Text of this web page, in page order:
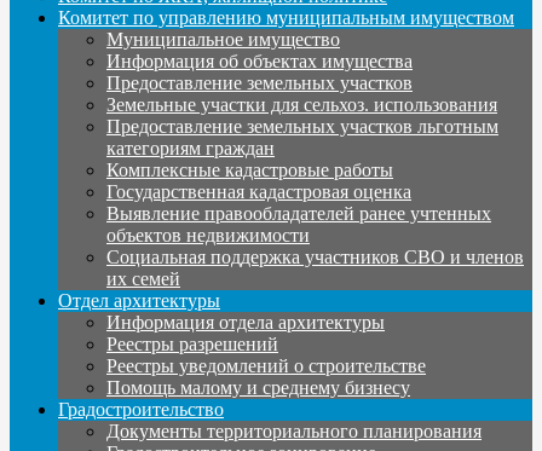
Комитет по управлению муниципальным имуществом
Муниципальное имущество
Информация об объектах имущества
Предоставление земельных участков
Земельные участки для сельхоз. использования
Предоставление земельных участков льготным
категориям граждан
Комплексные кадастровые работы
Государственная кадастровая оценка
Выявление правообладателей ранее учтенных
объектов недвижимости
Социальная поддержка участников СВО и членов
их семей
Отдел архитектуры
Информация отдела архитектуры
Реестры разрешений
Реестры уведомлений о строительстве
Помощь малому и среднему бизнесу
Градостроительство
Документы территориального планирования